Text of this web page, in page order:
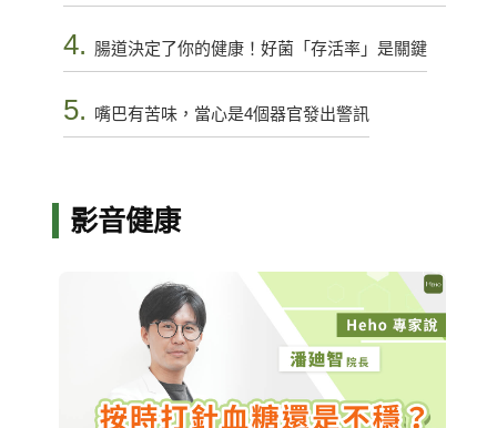
4. 腸道決定了你的健康！好菌「存活率」是關鍵
5. 嘴巴有苦味，當心是4個器官發出警訊
影音健康